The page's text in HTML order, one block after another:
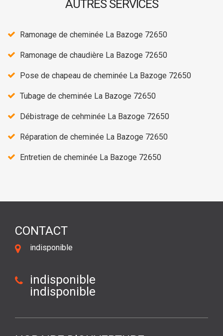
AUTRES SERVICES
Ramonage de cheminée La Bazoge 72650
Ramonage de chaudière La Bazoge 72650
Pose de chapeau de cheminée La Bazoge 72650
Tubage de cheminée La Bazoge 72650
Débistrage de cehminée La Bazoge 72650
Réparation de cheminée La Bazoge 72650
Entretien de cheminée La Bazoge 72650
CONTACT
indisponible
indisponible
indisponible